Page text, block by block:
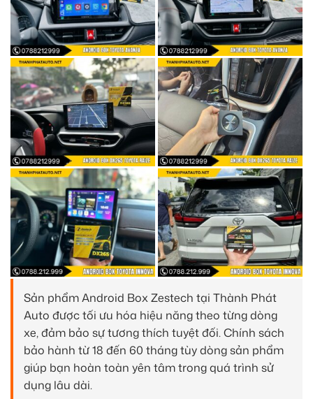
Sản phẩm Android Box Zestech tại Thành Phát
Auto được tối ưu hóa hiệu năng theo từng dòng
xe, đảm bảo sự tương thích tuyệt đối. Chính sách
bảo hành từ 18 đến 60 tháng tùy dòng sản phẩm
giúp bạn hoàn toàn yên tâm trong quá trình sử
dụng lâu dài.